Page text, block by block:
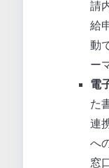
請
給
動
ー
電
た
連
へ
窓